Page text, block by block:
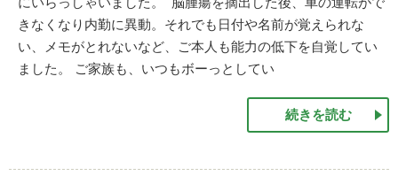
きなくなり内勤に異動。それでも日付や名前が覚えられな
い、メモがとれないなど、ご本人も能力の低下を自覚してい
ました。 ご家族も、いつもボーっとしてい
続きを読む